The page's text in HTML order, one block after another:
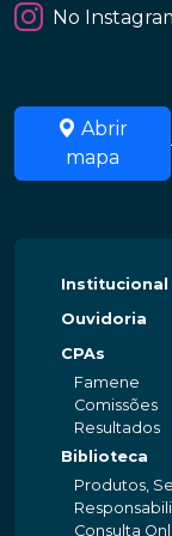
No
Abrir
mapa
Institucional
Ouvidoria
CPAs
Famene
Comissões
Resultados
Biblioteca
Produtos,
Consulta